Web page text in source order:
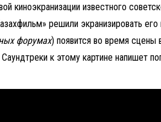
киноэкранизации известного
решили экранизировать
форумах) появится во время сцены
Саундтреки к этому картине напишет